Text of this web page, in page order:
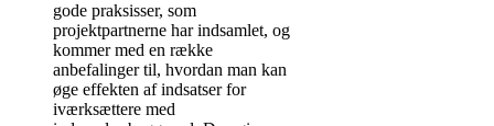
gode praksisser, som
projektpartnerne har indsamlet, og
kommer med en række
anbefalinger til, hvordan man kan
øge effekten af indsatser for
iværksættere med